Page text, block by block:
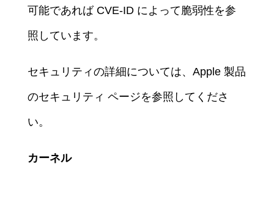
可能であれば CVE-ID によって脆弱性を参
照しています。
セキュリティの詳細については、Apple 製品
のセキュリティ ページを参照してくださ
い。
カーネル